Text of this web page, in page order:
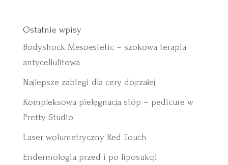
Ostatnie wpisy
Bodyshock Mesoestetic – szokowa terapia
antycellulitowa
Najlepsze zabiegi dla cery dojrzałej
Kompleksowa pielęgnacja stóp – pedicure w
Pretty Studio
Laser wolumetryczny Red Touch
Endermologia przed i po liposukcji